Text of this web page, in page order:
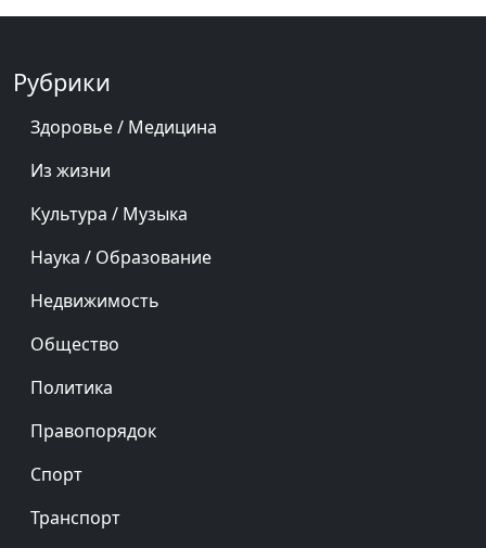
Рубрики
Здоровье / Медицина
Из жизни
Культура / Музыка
Наука / Образование
Недвижимость
Общество
Политика
Правопорядок
Спорт
Транспорт